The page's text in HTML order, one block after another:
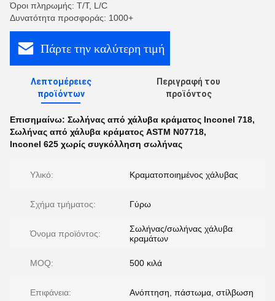
Όροι πληρωμής: T/T, L/C
Δυνατότητα προσφοράς: 1000+
Πάρτε την καλύτερη τιμή
Λεπτομέρειες
προϊόντων
Περιγραφή του
προϊόντος
Επισημαίνω: Σωλήνας από χάλυβα κράματος Inconel 718,
Σωλήνας από χάλυβα κράματος ASTM N07718,
Inconel 625 χωρίς συγκόλληση σωλήνας
Υλικό: Κραματοποιημένος χάλυβας
Σχήμα τμήματος: Γύρω
Όνομα προϊόντος:
Σωλήνας/σωλήνας χάλυβα
κραμάτων
MOQ: 500 κιλά
Επιφάνεια: Ανόπτηση, πάστωμα, στίλβωση